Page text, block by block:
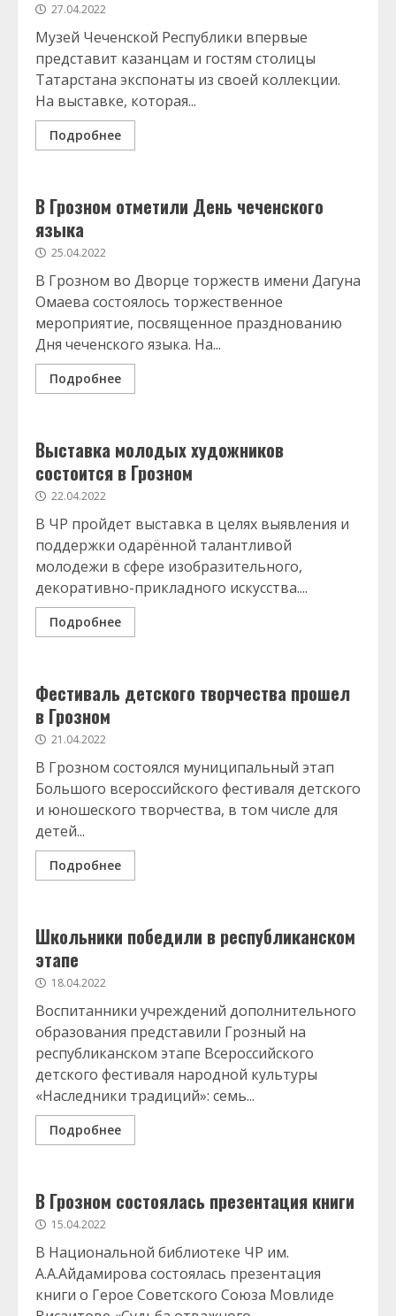
27.04.2022
Музей Чеченской Республики впервые
представит казанцам и гостям столицы
Татарстана экспонаты из своей коллекции.
На выставке, которая...
Подробнее
В Грозном отметили День чеченского
языка
25.04.2022
В Грозном во Дворце торжеств имени Дагуна
Омаева состоялось торжественное
мероприятие, посвященное празднованию
Дня чеченского языка. На...
Подробнее
Выставка молодых художников
состоится в Грозном
22.04.2022
В ЧР пройдет выставка в целях выявления и
поддержки одарённой талантливой
молодежи в сфере изобразительного,
декоративно-прикладного искусства....
Подробнее
Фестиваль детского творчества прошел
в Грозном
21.04.2022
В Грозном состоялся муниципальный этап
Большого всероссийского фестиваля детского
и юношеского творчества, в том числе для
детей...
Подробнее
Школьники победили в республиканском
этапе
18.04.2022
Воспитанники учреждений дополнительного
образования представили Грозный на
республиканском этапе Всероссийского
детского фестиваля народной культуры
«Наследники традиций»: семь...
Подробнее
В Грозном состоялась презентация книги
15.04.2022
В Национальной библиотеке ЧР им.
А.А.Айдамирова состоялась презентация
книги о Герое Советского Союза Мовлиде